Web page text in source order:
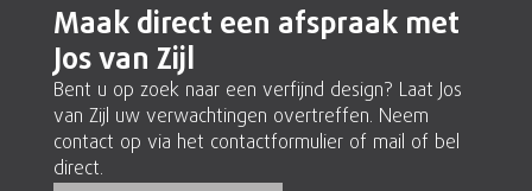
Maak direct een afspraak met
Jos van Zijl
Bent u op zoek naar een verfijnd design? Laat Jos
van Zijl uw verwachtingen overtreffen. Neem
contact op via het contactformulier of mail of bel
direct.